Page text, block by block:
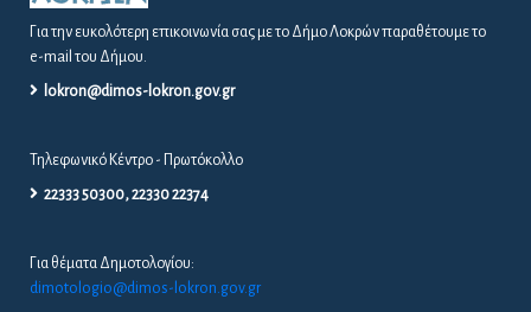
Για την ευκολότερη επικοινωνία σας με το Δήμο Λοκρών παραθέτουμε το
e-mail του Δήμου.
lokron@dimos-lokron.gov.gr
Τηλεφωνικό Κέντρο - Πρωτόκολλο
22333 50300, 22330 22374
Για θέματα Δημοτολογίου:
dimotologio@dimos-lokron.gov.gr